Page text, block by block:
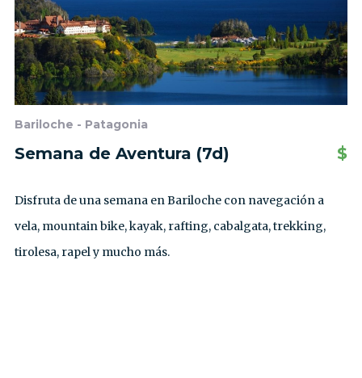
Bariloche - Patagonia
Semana de Aventura (7d) $
Disfruta de una semana en Bariloche con navegación a
vela, mountain bike, kayak, rafting, cabalgata, trekking,
tirolesa, rapel y mucho más.